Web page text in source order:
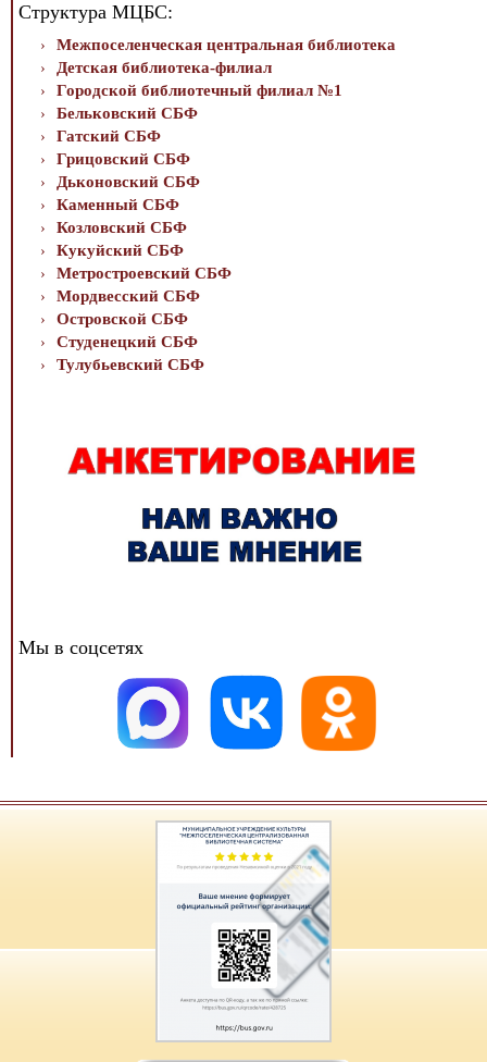
Структура МЦБС:
Межпоселенческая центральная библиотека
Детская библиотека-филиал
Городской библиотечный филиал №1
Бельковский СБФ
Гатский СБФ
Грицовский СБФ
Дьконовский СБФ
Каменный СБФ
Козловский СБФ
Кукуйский СБФ
Метростроевский СБФ
Мордвесский СБФ
Островской СБФ
Студенецкий СБФ
Тулубьевский СБФ
Мы в соцсетях